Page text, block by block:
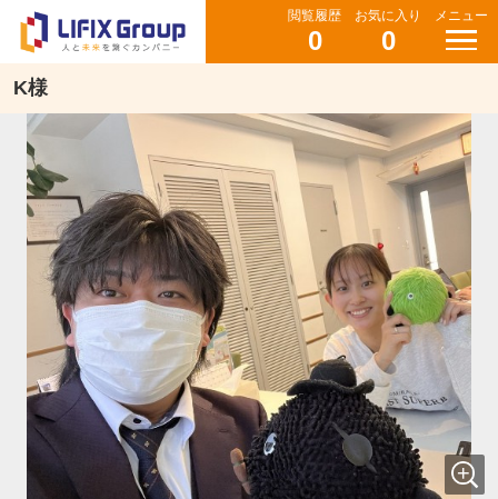
閲覧履歴
0
お気に入り
0
メニュー
K様